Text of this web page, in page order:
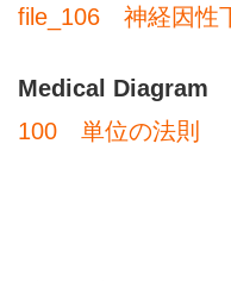
file_106 神経因性
Medical Diagram
100 単位の法則